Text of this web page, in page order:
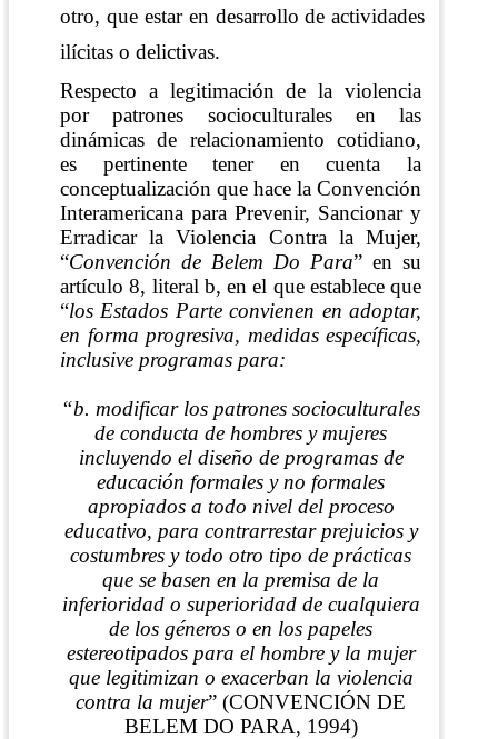
otro, que estar en desarrollo de actividades
ilícitas o delictivas.
Respecto a legitimación de la violencia
por patrones socioculturales en las
dinámicas de relacionamiento cotidiano,
es pertinente tener en cuenta la
conceptualización que hace la Convención
Interamericana para Prevenir, Sancionar y
Erradicar la Violencia Contra la Mujer,
“Convención de Belem Do Para” en su
artículo 8, literal b, en el que establece que
“los Estados Parte convienen en adoptar,
en forma progresiva, medidas específicas,
inclusive programas para:
“b. modificar los patrones socioculturales
de conducta de hombres y mujeres
incluyendo el diseño de programas de
educación formales y no formales
apropiados a todo nivel del proceso
educativo, para contrarrestar prejuicios y
costumbres y todo otro tipo de prácticas
que se basen en la premisa de la
inferioridad o superioridad de cualquiera
de los géneros o en los papeles
estereotipados para el hombre y la mujer
que legitimizan o exacerban la violencia
contra la mujer” (CONVENCIÓN DE
BELEM DO PARA, 1994)